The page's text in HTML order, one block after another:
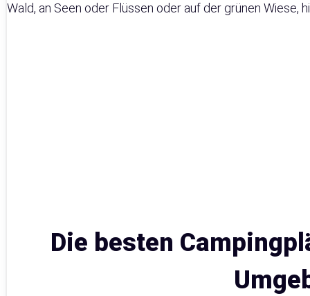
Wald, an Seen oder Flüssen oder auf der grünen Wiese,
Die besten